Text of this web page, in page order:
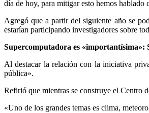
día de hoy, para mitigar esto hemos
Agregó que a partir del siguiente año se
estarían participando investigadores sobre
Supercomputadora es «importantísima»:
Al destacar la relación con la iniciativa
pública».
Refirió que mientras se construye el Centro
«Uno de los grandes temas es clima,